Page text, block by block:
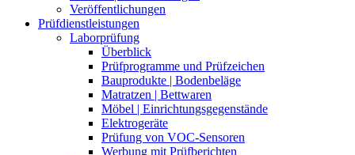
Veröffentlichungen
Prüfdienstleistungen
Laborprüfung
Überblick
Prüfprogramme und Prüfzeichen
Bauprodukte | Bodenbeläge
Matratzen | Bettwaren
Möbel | Einrichtungsgegenstände
Elektrogeräte
Prüfung von VOC-Sensoren
Werbung mit Prüfberichten